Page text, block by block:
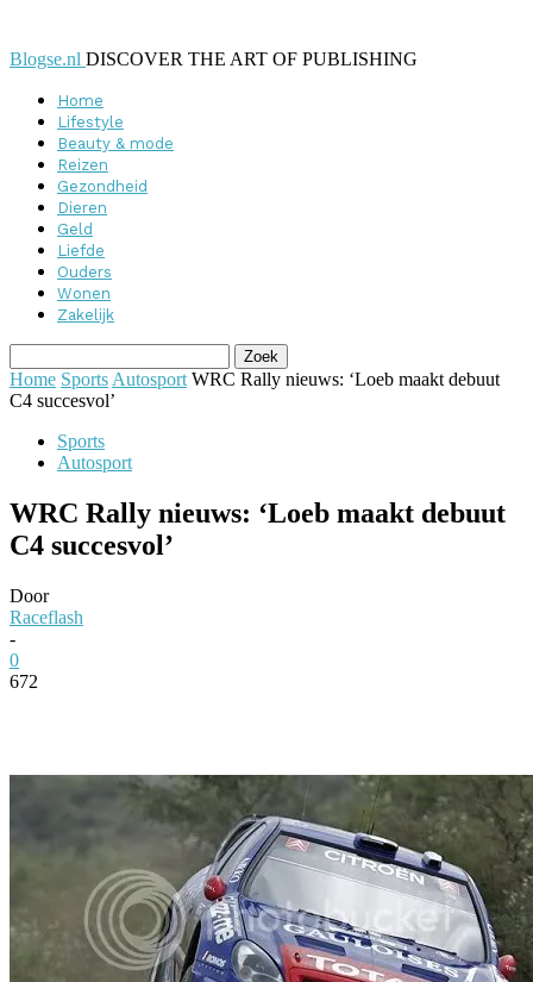
Blogse.nl DISCOVER THE ART OF PUBLISHING
Home
Lifestyle
Beauty & mode
Reizen
Gezondheid
Dieren
Geld
Liefde
Ouders
Wonen
Zakelijk
Home Sports Autosport WRC Rally nieuws: ‘Loeb maakt debuut
C4 succesvol’
Sports
Autosport
WRC Rally nieuws: ‘Loeb maakt debuut
C4 succesvol’
Door
Raceflash
-
0
672